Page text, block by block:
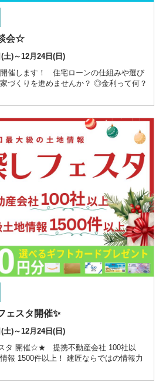
会☆
土)～12月24日(日)
催します！ 住宅ローンの仕組みや選び
づくりを進めませんか？ ◎金利って何？
ェスタ開催✨
土)～12月24日(日)
タ 開催☆★ 提携不動産会社 100社以
報 1500件以上！ 建匠ならではの情報力